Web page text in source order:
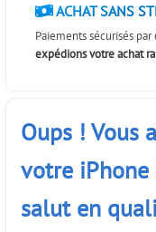
ACHAT SANS
Paiements sécurisés
expédions votre achat
Oups ! Vous
votre iPhone
salut en